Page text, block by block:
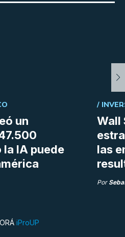
un
IA puede
Wall
las
/
Por
iProUP